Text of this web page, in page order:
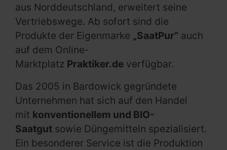
aus Norddeutschland, erweitert seine
Vertriebswege. Ab sofort sind die
Produkte der Eigenmarke „SaatPur“ auch
auf dem Online-
Marktplatz Praktiker.de verfügbar.
Das 2005 in Bardowick gegründete
Unternehmen hat sich auf den Handel
mit konventionellem und BIO-
Saatgut sowie Düngemitteln spezialisiert.
Ein besonderer Service ist die Produktion